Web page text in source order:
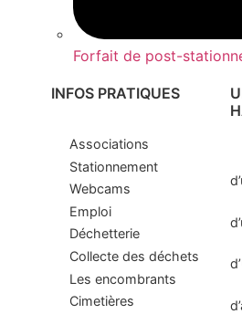
Forfait de post-
INFOS PRATIQUES
Associations
Stationnement
Webcams
Emploi
Déchetterie
Collecte des déchets
Les encombrants
Cimetières